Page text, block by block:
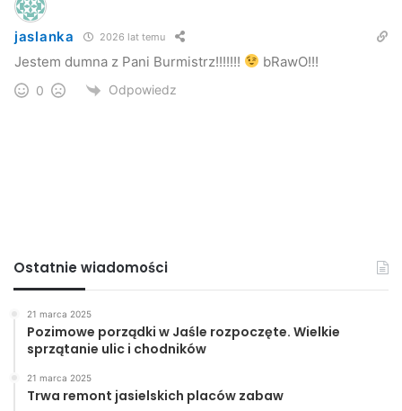
jaslanka 2026 lat temu
Jestem dumna z Pani Burmistrz!!!!!!! bRawO!!!
0 Odpowiedz
Ostatnie wiadomości
21 marca 2025
Pozimowe porządki w Jaśle rozpoczęte. Wielkie
sprzątanie ulic i chodników
21 marca 2025
Trwa remont jasielskich placów zabaw